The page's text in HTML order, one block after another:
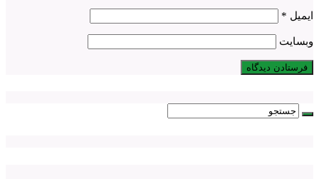
ایمیل *
وبسایت